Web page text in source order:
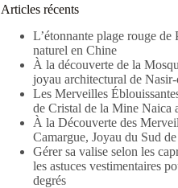
Articles récents
L’étonnante plage rouge de
naturel en Chine
À la découverte de la
joyau architectural de
Les Merveilles
de Cristal de la Mine Naica
À la Découverte des
Camargue, Joyau du Sud
Gérer sa valise selon les
les astuces vestimentaires
degrés